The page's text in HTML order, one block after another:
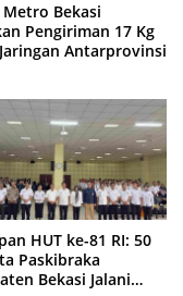
Bekasi
Pengiriman 17 Kg
Antarprovinsi
HUT ke-81 RI: 50
Paskibraka
Bekasi Jalani